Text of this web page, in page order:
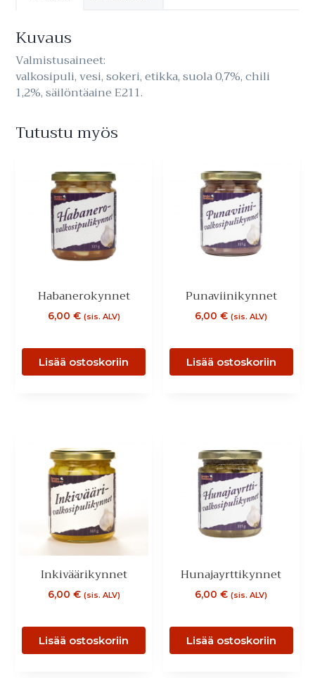
Kuvaus
Valmistusaineet:
valkosipuli, vesi, sokeri, etikka, suola 0,7%, chili
1,2%, säilöntäaine E211.
Tutustu myös
Habanerokynnet
6,00 € (sis. ALV)
Lisää ostoskoriin
Punaviinikynnet
6,00€ (sis. ALV)
Lisää ostoskoriin
Inkiväärikynnet
6,00 € (sis. ALV)
Lisää ostoskoriin
Hunajayrttikynnet
6,00€ (sis. ALV)
Lisää ostoskoriin